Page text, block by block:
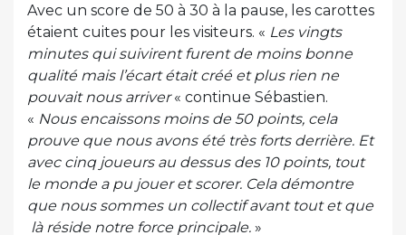
Avec un score de 50 à 30 à la pause, les carottes
étaient cuites pour les visiteurs. « Les vingts
minutes qui suivirent furent de moins bonne
qualité mais l’écart était créé et plus rien ne
pouvait nous arriver« continue Sébastien.
« Nous encaissons moins de 50 points, cela
prouve que nous avons été très forts derrière. Et
avec cinq joueurs au dessus des 10 points, tout
le monde a pu jouer et scorer. Cela démontre
que nous sommes un collectif avant tout et que
là réside notre force principale. »